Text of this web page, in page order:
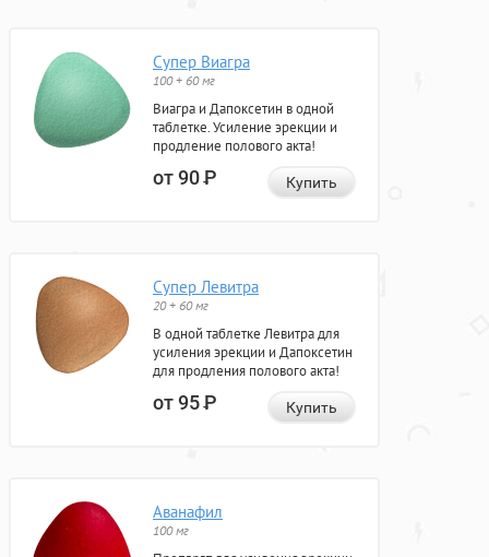
Супер Виагра
100 + 60 мг
Виагра и Дапоксетин в одной
таблетке. Усиление эрекции и
продление полового акта!
от 90Р Купить
Супер Левитра
20 + 60 мг
В одной таблетке Левитра для
усиления эрекции и Дапоксетин
для продления полового акта!
от 95Р Купить
Аванафил
100 мг